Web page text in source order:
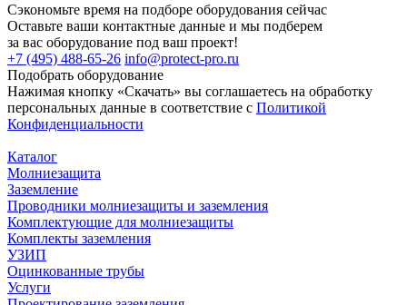
Сэкономьте время на подборе оборудования сейчас
Оставьте ваши контактные данные и мы подберем
за вас оборудование под ваш проект!
+7 (495) 488-65-26 info@protect-pro.ru
Подобрать оборудование
Нажимая кнопку «Скачать» вы соглашаетесь на обработку
персональных данные в соответствие с Политикой
Конфиденциальности
Каталог
Молниезащита
Заземление
Проводники молниезащиты и заземления
Комплектующие для молниезащиты
Комплекты заземления
УЗИП
Оцинкованные трубы
Услуги